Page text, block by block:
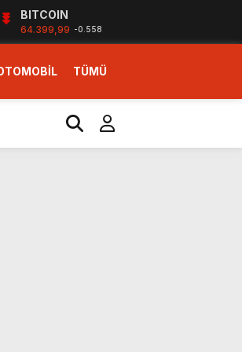
BITCOIN
64.399,99 -0.558
TÜMÜ